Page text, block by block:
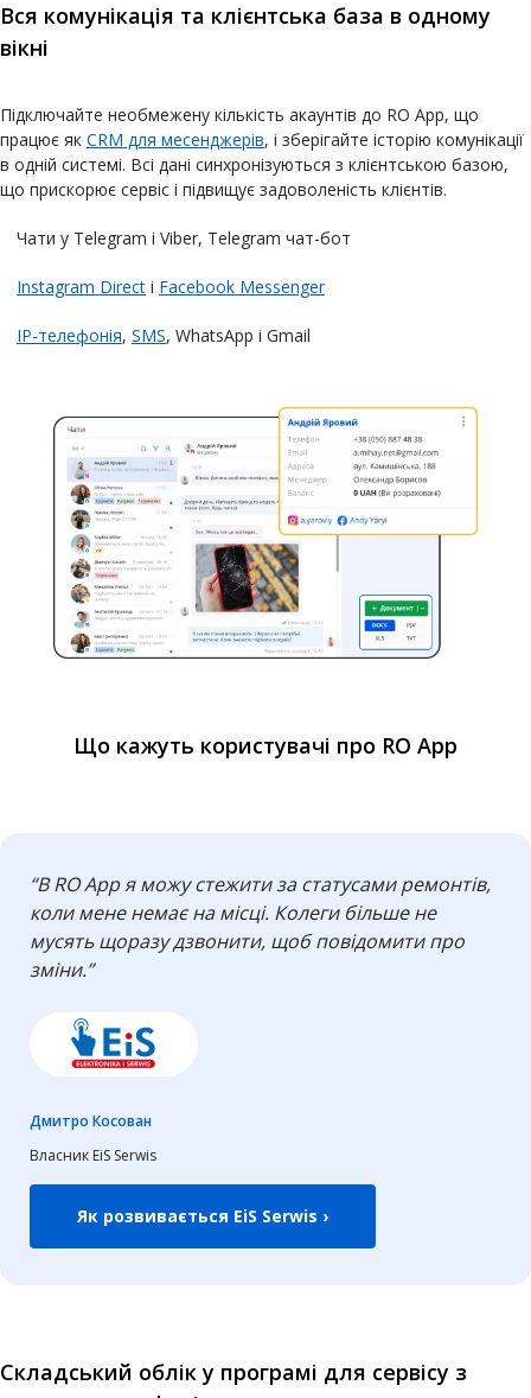
Вся комунікація та клієнтська база в одному
вікні
Підключайте необмежену кількість акаунтів до RO App, що
працює як CRM для месенджерів, і зберігайте історію комунікації
в одній системі. Всі дані синхронізуються з клієнтською базою,
що прискорює сервіс і підвищує задоволеність клієнтів.
Чати у Telegram i Viber, Telegram чат-бот
Instagram Direct і Facebook Messenger
IP-телефонія, SMS, WhatsApp і Gmail
Що кажуть користувачі про RO App
“В RO App я можу стежити за статусами ремонтів,
коли мене немає на місці. Колеги більше не
мусять щоразу дзвонити, щоб повідомити про
зміни.”
Дмитро Косован
Власник EiS Serwis
Як розвивається EiS Serwis ›
Складський облік у програмі для сервісу з